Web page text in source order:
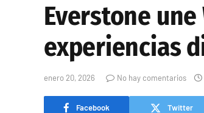
Everstone
experiencias
enero 20, 2026 No hay comentarios
Facebook Twitter